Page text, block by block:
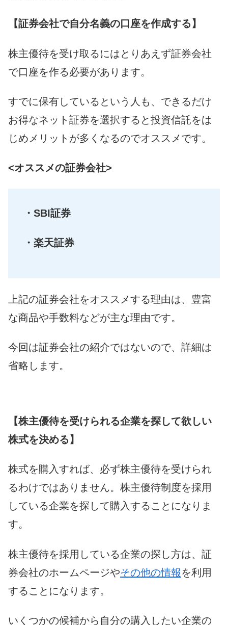
【証券会社で自分名義の口座を作成する】
株主優待を受け取るにはとりあえず証券会社
で口座を作る必要があります。
すでに保有しているという人も、できるだけ
お得なネット証券を選択すると投資信託をは
じめメリットが多くなるのでオススメです。
<オススメの証券会社>
・SBI証券
・楽天証券
上記の証券会社をオススメする理由は、豊富
な商品や手数料などが主な理由です。
今回は証券会社の紹介ではないので、詳細は
省略します。
【株主優待を受けられる企業を探して欲しい
株式を決める】
株式を購入すれば、必ず株主優待を受けられ
るわけではありません。株主優待制度を採用
している企業を探して購入することになりま
す。
株主優待を採用している企業の探し方は、証
券会社のホームページやその他の情報を利用
することになります。
いくつかの候補から自分の購入したい企業の